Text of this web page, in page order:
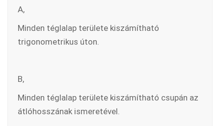
A,
Minden téglalap területe kiszámítható
trigonometrikus úton.
B,
Minden téglalap területe kiszámítható csupán az
átlóhosszának ismeretével.